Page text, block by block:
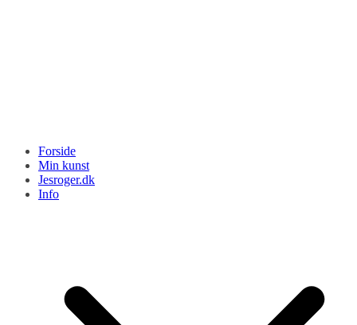
Forside
Min kunst
Jesroger.dk
Info